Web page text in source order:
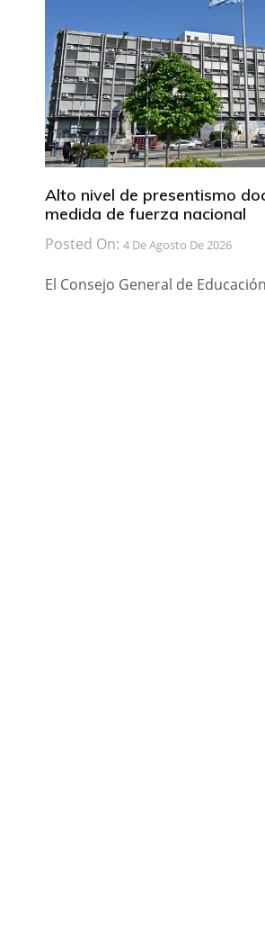
Alto nivel de presentismo
medida de fuerza nacional
Posted On: 4 De Agosto De 2026
El Consejo General de